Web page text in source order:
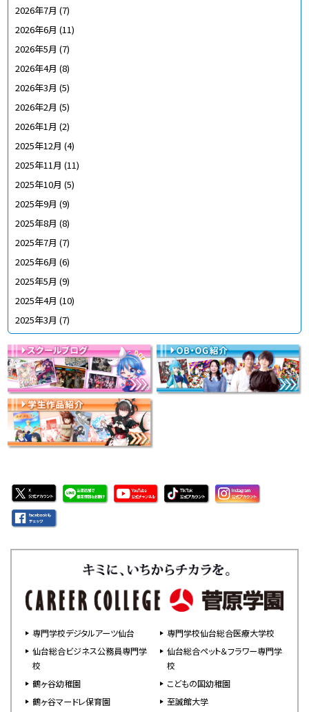
2026年7月 (7)
2026年6月 (11)
2026年5月 (7)
2026年4月 (8)
2026年3月 (5)
2026年2月 (5)
2026年1月 (2)
2025年12月 (4)
2025年11月 (11)
2025年10月 (5)
2025年9月 (9)
2025年8月 (8)
2025年7月 (7)
2025年6月 (6)
2025年5月 (9)
2025年4月 (10)
2025年3月 (7)
専門学校デジタルアーツ仙台
専門学校仙台総合医療大学校
仙台総合ビジネス公務員専門学
校
仙台総合ペット＆フラワー専門学
校
鶴ヶ谷幼稚園
こどもの国幼稚園
鶴ヶ谷マードレ保育園
至誠館大学